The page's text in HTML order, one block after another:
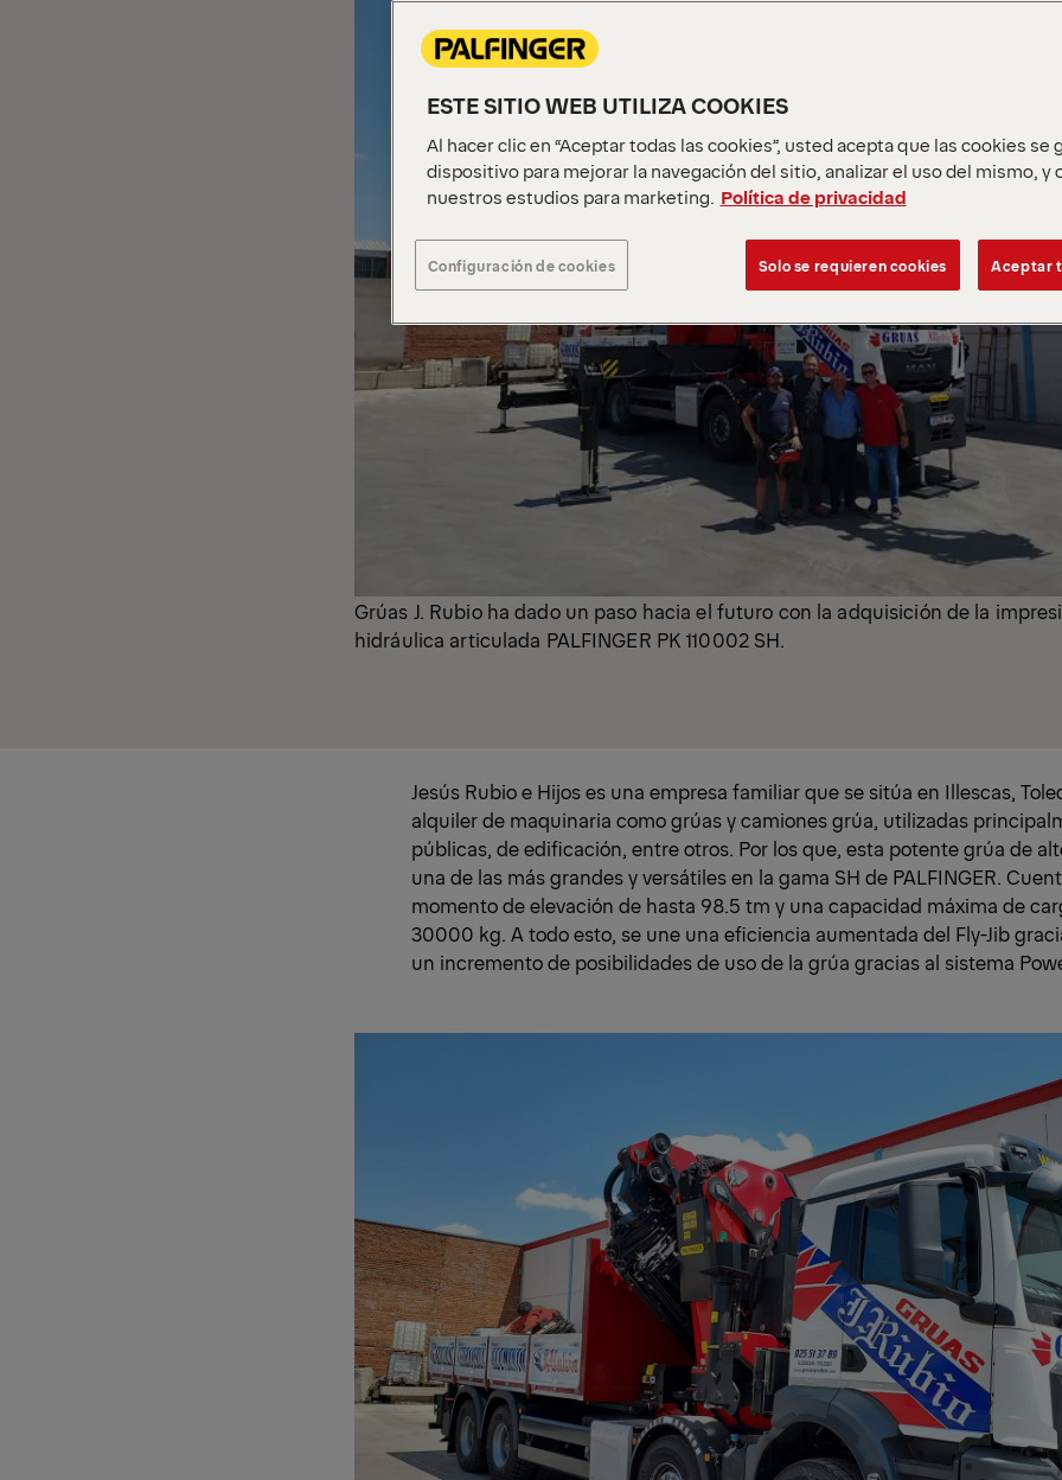
Grúas J. Rubio ha dado un paso hacia el futuro con la adquisición de la
hidráulica articulada PALFINGER PK 110002 SH.
Jesús Rubio e Hijos es una empresa familiar que se sitúa en Illescas,
alquiler de maquinaria como grúas y camiones grúa, utilizadas
públicas, de edificación, entre otros. Por los que, esta potente grúa de
una de las más grandes y versátiles en la gama SH de PALFINGER.
momento de elevación de hasta 98.5 tm y una capacidad máxima de
30000 kg. A todo esto, se une una eficiencia aumentada del Fly-Jib
un incremento de posibilidades de uso de la grúa gracias al sistema
ESTE SITIO WEB UTILIZA COOKIES
Al hacer clic en “Aceptar todas las cookies”, usted acepta que las cookies se
dispositivo para mejorar la navegación del sitio, analizar el uso del mismo, y
nuestros estudios para marketing. Política de privacidad
Configuración de cookies Solo se requieren cookies Aceptar